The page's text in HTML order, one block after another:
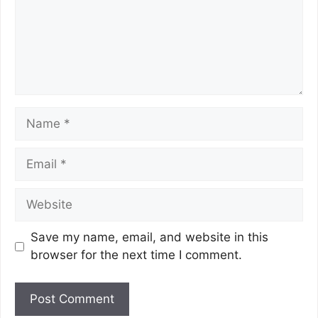
Save my name, email, and website in this
browser for the next time I comment.